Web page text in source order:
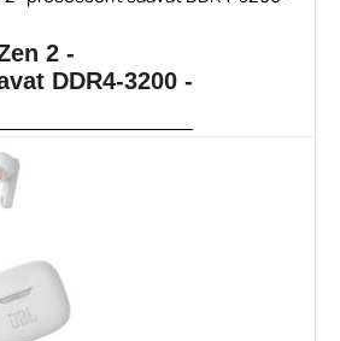
AMD ilmoitti, että
2 -
DDR4-3200 -
vuototiedon